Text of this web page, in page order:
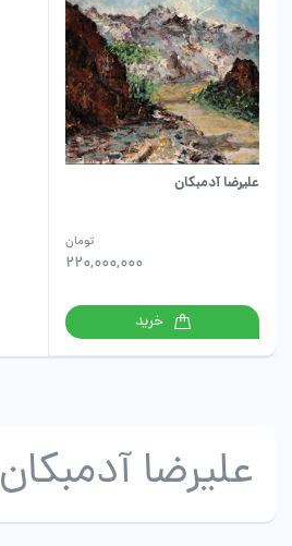
علیرضا آدمبکان
220,000,000
تومان
خرید
علیرضا آدمبکان